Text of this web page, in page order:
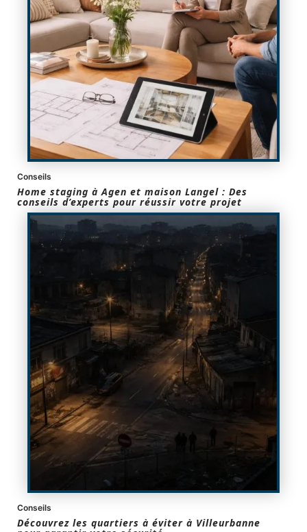
Conseils
Home staging à Agen et maison Langel : Des
conseils d’experts pour réussir votre projet
Conseils
Découvrez les quartiers à éviter à Villeurbanne